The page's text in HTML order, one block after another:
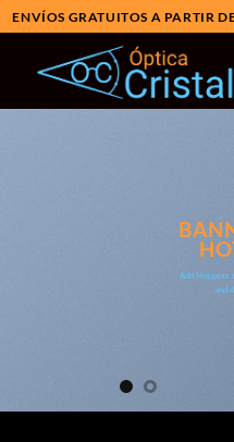
ENVÍOS GRATUITOS A PARTIR
Add Hotspots
and